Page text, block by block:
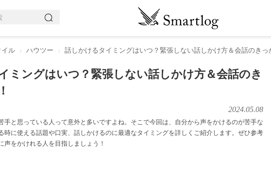
ル ハウツー 話しかけるタイミングはいつ？緊張しない話しかけ方＆会話のきっ
ミングはいつ？緊張しない話しかけ方＆会話のき
2024.05.08
手と思っている人って意外と多いですよね。そこで今回は、自分から声をかけるのが苦手な
時に使える話題や口実、話しかけるのに最適なタイミングを詳しくご紹介します。ぜひ参考
声をかけれる人を目指しましょう！